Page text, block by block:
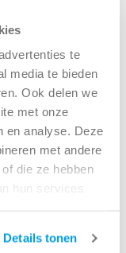
te
media te bieden
Ook delen we
met onze
en analyse. Deze
met andere
die ze hebben
hun services.
Details tonen